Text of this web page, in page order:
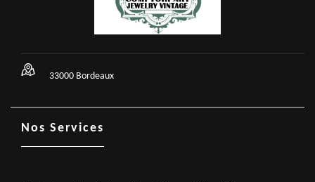
33000 Bordeaux
Nos Services